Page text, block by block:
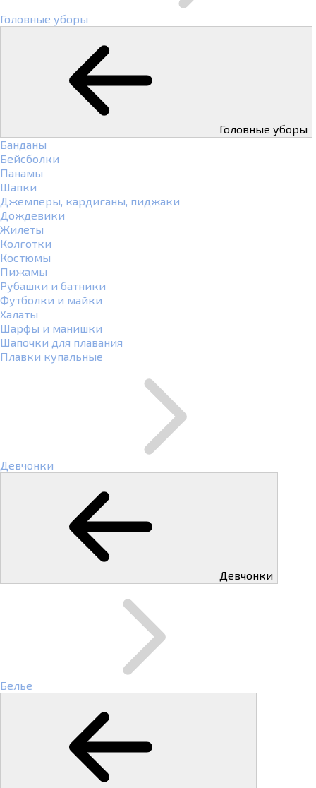
Головные уборы
Головные уборы
Банданы
Бейсболки
Панамы
Шапки
Джемперы, кардиганы, пиджаки
Дождевики
Жилеты
Колготки
Костюмы
Пижамы
Рубашки и батники
Футболки и майки
Халаты
Шарфы и манишки
Шапочки для плавания
Плавки купальные
Девчонки
Девчонки
Белье